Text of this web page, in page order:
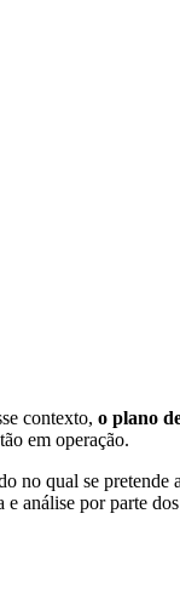
contexto, o plano
em operação.
no qual se
análise por parte